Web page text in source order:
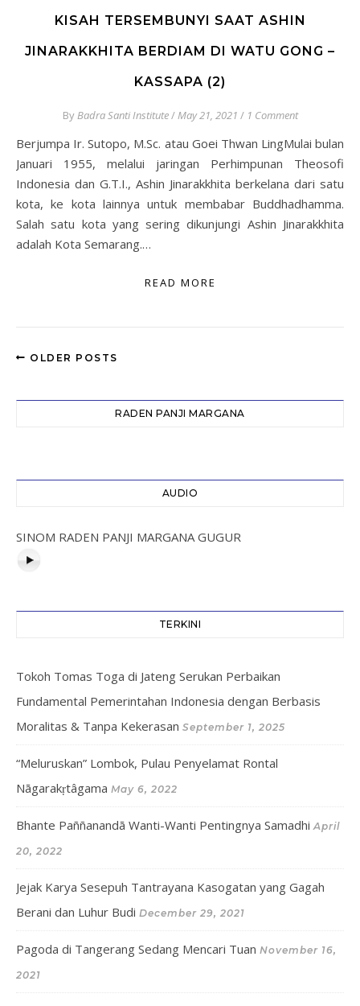
KISAH TERSEMBUNYI SAAT ASHIN
JINARAKKHITA BERDIAM DI WATU GONG –
KASSAPA (2)
ByBadra Santi Institute/May 21, 2021 / 1 Comment
Berjumpa Ir. Sutopo, M.Sc. atau Goei Thwan LingMulai bulan
Januari 1955, melalui jaringan Perhimpunan Theosofi
Indonesia dan G.T.I., Ashin Jinarakkhita berkelana dari satu
kota, ke kota lainnya untuk membabar Buddhadhamma.
Salah satu kota yang sering dikunjungi Ashin Jinarakkhita
adalah Kota Semarang.…
READ MORE
OLDER POSTS
RADEN PANJI MARGANA
AUDIO
SINOM RADEN PANJI MARGANA GUGUR
TERKINI
Tokoh Tomas Toga di Jateng Serukan Perbaikan
Fundamental Pemerintahan Indonesia dengan Berbasis
Moralitas & Tanpa Kekerasan September 1, 2025
“Meluruskan” Lombok, Pulau Penyelamat Rontal
Nāgarakṛtâgama May 6, 2022
Bhante Paññanandā Wanti-Wanti Pentingnya Samadhi April
20, 2022
Jejak Karya Sesepuh Tantrayana Kasogatan yang Gagah
Berani dan Luhur Budi December 29, 2021
Pagoda di Tangerang Sedang Mencari Tuan November 16,
2021